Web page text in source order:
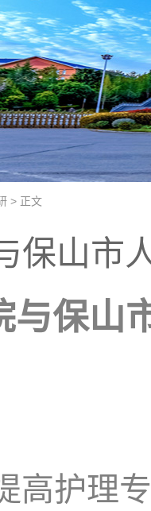
> 正文
保山市
与保山
高护理